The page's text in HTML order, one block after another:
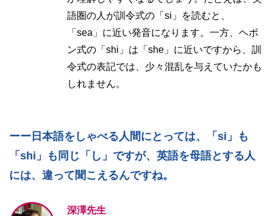
語圏の人が訓令式の「si」を読むと、
「sea」に近い発音になります。一方、ヘボ
ン式の「shi」は「she」に近いですから、訓
令式の表記では、少々混乱を与えていたかも
しれません。
ーー日本語をしゃべる人間にとっては、「si」も
「shi」も同じ「し」ですが、英語を母語とする人
には、違って聞こえるんですね。
深澤先生